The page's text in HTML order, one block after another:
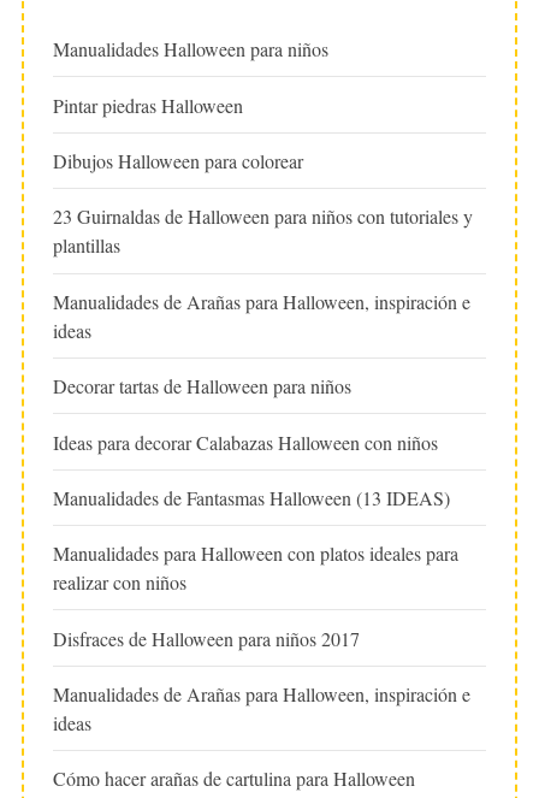
Manualidades Halloween para niños
Pintar piedras Halloween
Dibujos Halloween para colorear
23 Guirnaldas de Halloween para niños con tutoriales y
plantillas
Manualidades de Arañas para Halloween, inspiración e
ideas
Decorar tartas de Halloween para niños
Ideas para decorar Calabazas Halloween con niños
Manualidades de Fantasmas Halloween (13 IDEAS)
Manualidades para Halloween con platos ideales para
realizar con niños
Disfraces de Halloween para niños 2017
Manualidades de Arañas para Halloween, inspiración e
ideas
Cómo hacer arañas de cartulina para Halloween